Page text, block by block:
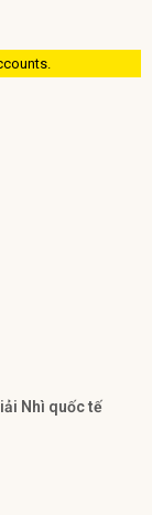
Nhì quốc tế